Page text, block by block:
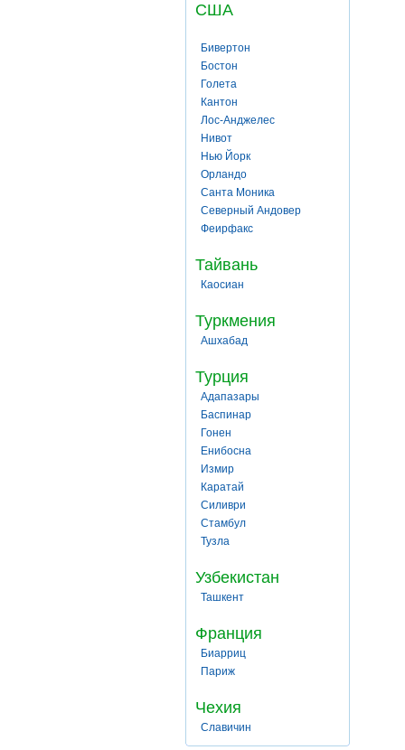
США
Бивертон
Бостон
Голета
Кантон
Лос-Анджелес
Нивот
Нью Йорк
Орландо
Санта Моника
Северный Андовер
Феирфакс
Тайвань
Каосиан
Туркмения
Ашхабад
Турция
Адапазары
Баспинар
Гонен
Енибосна
Измир
Каратай
Силиври
Стамбул
Тузла
Узбекистан
Ташкент
Франция
Биарриц
Париж
Чехия
Славичин